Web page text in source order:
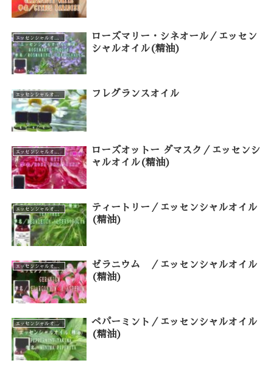
エッセンシャルオイル（カテゴリー一覧）
ローズマリー・シネオール／エッセン
シャルオイル(精油)
フレグランスオイル
エッセンシャルオイル（カテゴリー一覧）
ローズオットー ダマスク／エッセンシ
ャルオイル(精油)
エッセンシャルオイル（カテゴリー一覧）
ティートリー／エッセンシャルオイル
(精油)
エッセンシャルオイル（カテゴリー一覧）
ゼラニウム ／エッセンシャルオイル
(精油)
エッセンシャルオイル（カテゴリー一覧）
ペパーミント／エッセンシャルオイル
(精油)